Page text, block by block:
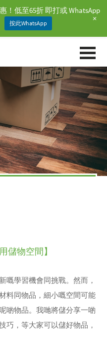
儲物空間】
嘅學習機會同挑戰。然而，
料同物品，細小嘅空間可能
啲物品。我哋將儲分享一啲
巧，等大家可以儲好物品，
！低至65折 即打或 WhatsApp
按此WhatsApp +